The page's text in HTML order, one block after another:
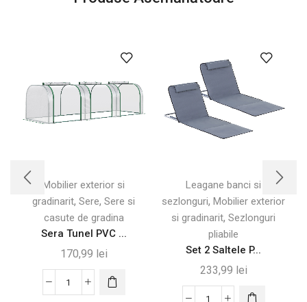
Mobilier exterior si
gradinarit, Sere, Sere si
casute de gradina
Sera Tunel PVC ...
170,99 lei
Cantitate
Leagane banci si
sezlonguri, Mobilier exterior
si gradinarit, Sezlonguri
pliabile
Set 2 Saltele P...
233,99 lei